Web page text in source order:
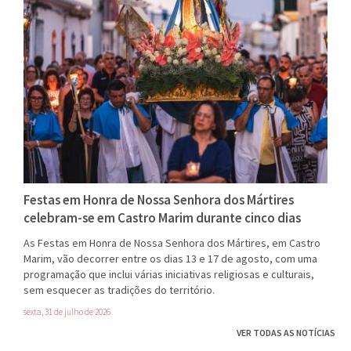
Festas em Honra de Nossa Senhora dos Mártires
celebram-se em Castro Marim durante cinco dias
As Festas em Honra de Nossa Senhora dos Mártires, em Castro
Marim, vão decorrer entre os dias 13 e 17 de agosto, com uma
programação que inclui várias iniciativas religiosas e culturais,
sem esquecer as tradições do território.
sexta, 31 de julho de 2026
VER TODAS AS NOTÍCIAS